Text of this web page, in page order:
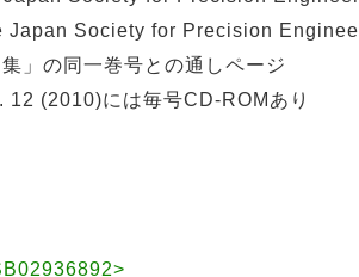
Japan Society for Precision
」の同一巻号との通しページ
(2010)には毎号CD-ROMあり